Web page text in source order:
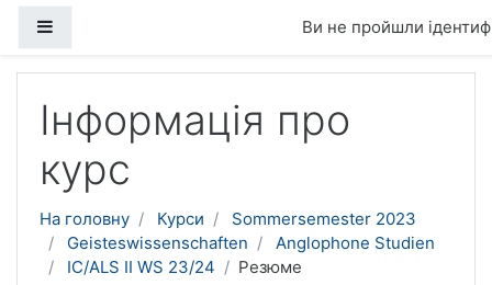
Ви не пройшли
Інформація про
курс
На головну Курси
Sommersemester 2023
Geisteswissenschaften
Anglophone Studien
IC/ALS II WS 23/24
Резюме